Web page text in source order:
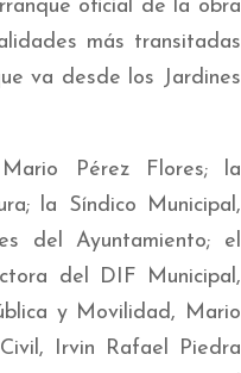
oficial de la obra
más transitadas
va desde los Jardines
Pérez Flores; la
la Síndico Municipal,
del Ayuntamiento; el
del DIF Municipal,
y Movilidad, Mario
Irvin Rafael Piedra